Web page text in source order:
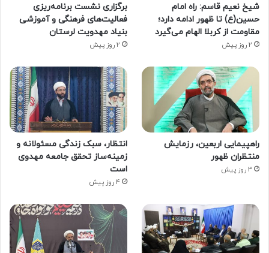
شیخ نعیم قاسم: راه امام
حسین(ع) تا ظهور ادامه دارد؛
مقاومت از کربلا الهام می‌گیرد
2 روز پیش
برگزاری نشست برنامه‌ریزی
فعالیت‌های فرهنگی و آموزشی
بنیاد مهدویت لرستان
2 روز پیش
راهپیمایی اربعین، رزمایش
منتظران ظهور
3 روز پیش
انتظار، سبک زندگی مسئولانه و
زمینه‌ساز تحقق جامعه مهدوی
است
4 روز پیش